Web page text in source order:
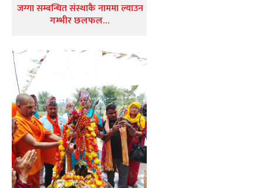
जग्गा सम्बन्धित संस्थाकै नाममा ल्याउन
गम्भीर छलफल…